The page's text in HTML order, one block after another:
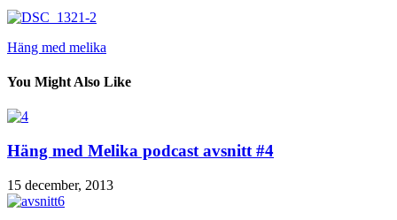
Häng med melika
You Might Also Like
Häng med Melika podcast avsnitt #4
15 december, 2013